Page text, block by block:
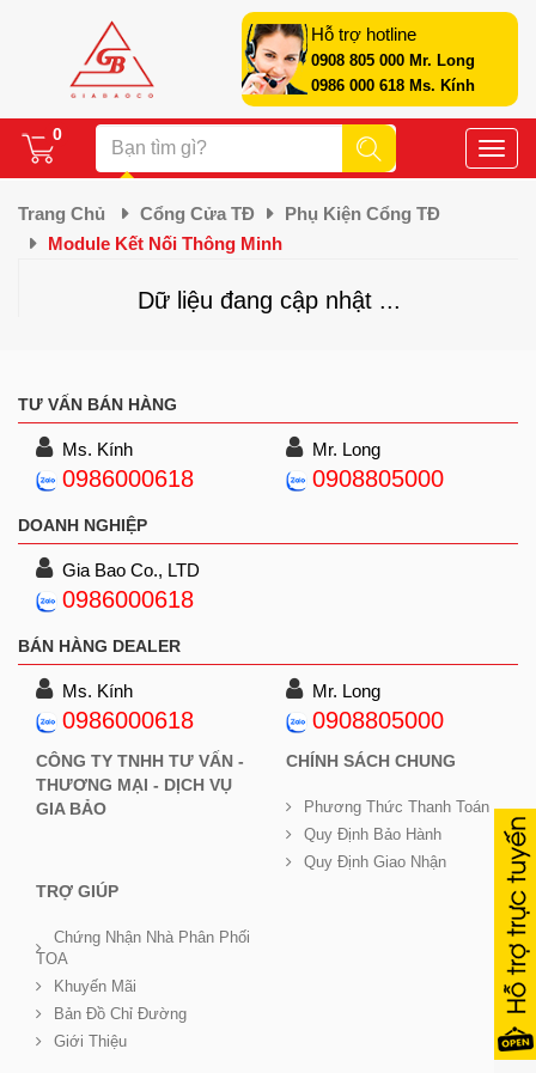
Hỗ trợ hotline
0908 805 000 Mr. Long
0986 000 618 Ms. Kính
Toggle
0
Trang Chủ Cổng Cửa TĐ
Phụ Kiện Cổng TĐ
Module Kết Nối Thông Minh
Dữ liệu đang cập nhật ...
TƯ VẤN BÁN HÀNG
Ms. Kính
0986000618
Mr. Long
0908805000
DOANH NGHIỆP
Gia Bao Co., LTD
0986000618
BÁN HÀNG DEALER
Ms. Kính
0986000618
Mr. Long
0908805000
CÔNG TY TNHH TƯ VẤN -
THƯƠNG MẠI - DỊCH VỤ
GIA BẢO
CHÍNH SÁCH CHUNG
Phương Thức Thanh Toán
Quy Định Bảo Hành
Quy Định Giao Nhận
TRỢ GIÚP
Chứng Nhận Nhà Phân Phối
TOA
Khuyến Mãi
Bản Đồ Chỉ Đường
Giới Thiệu